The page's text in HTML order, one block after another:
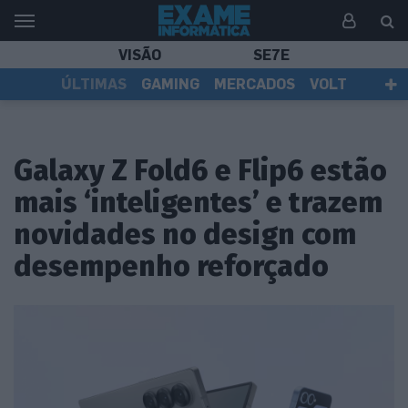
VISÃO
SE7E
ÚLTIMAS
GAMING MERCADOS
VOLT
Galaxy Z Fold6 e Flip6 estão
mais ‘inteligentes’ e trazem
novidades no design com
desempenho reforçado